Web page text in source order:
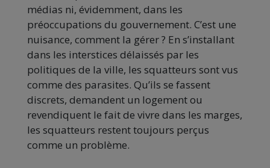
médias ni, évidemment, dans les
préoccupations du gouvernement. C’est une
nuisance, comment la gérer ? En s’installant
dans les interstices délaissés par les
politiques de la ville, les squatteurs sont vus
comme des parasites. Qu’ils se fassent
discrets, demandent un logement ou
revendiquent le fait de vivre dans les marges,
les squatteurs restent toujours perçus
comme un problème.